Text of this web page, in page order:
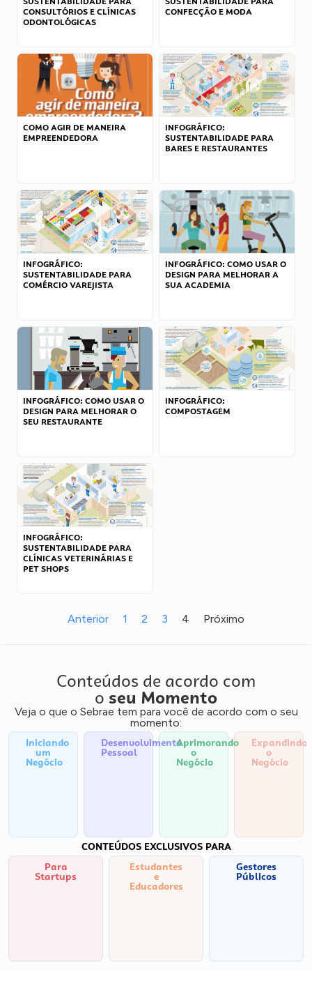
CONSULTÓRIOS E CLÍNICAS
ODONTOLÓGICAS
CONFECÇÃO E MODA
COMO AGIR DE MANEIRA
EMPREENDEDORA
INFOGRÁFICO:
SUSTENTABILIDADE PARA
BARES E RESTAURANTES
INFOGRÁFICO:
SUSTENTABILIDADE PARA
COMÉRCIO VAREJISTA
INFOGRÁFICO: COMO USAR O
DESIGN PARA MELHORAR A
SUA ACADEMIA
INFOGRÁFICO: COMO USAR O
DESIGN PARA MELHORAR O
SEU RESTAURANTE
INFOGRÁFICO:
COMPOSTAGEM
INFOGRÁFICO:
SUSTENTABILIDADE PARA
CLÍNICAS VETERINÁRIAS E
PET SHOPS
Anterior 1 2 3 4 Próximo
Conteúdos de acordo com
o seu Momento
Veja o que o Sebrae tem para você de acordo com o seu
momento:
Iniciando
um
Negócio
Desenvolvimento
Pessoal
Aprimorando
o
Negócio
Expandindo
o
Negócio
CONTEÚDOS EXCLUSIVOS PARA
Para
Startups
Estudantes
e
Educadores
Gestores
Públicos